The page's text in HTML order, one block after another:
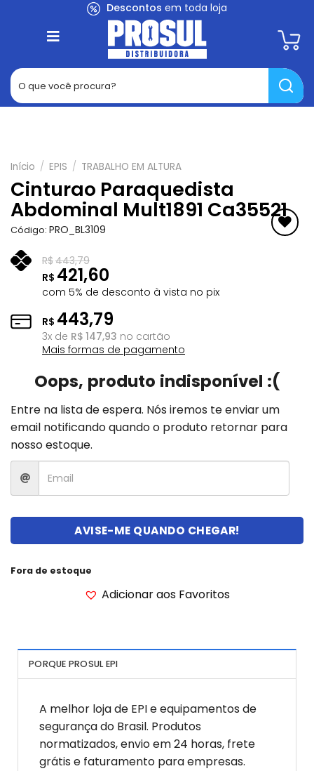
Descontos em toda loja
Início / EPIS / TRABALHO EM ALTURA
Cinturao Paraquedista
Abdominal Mult1891 Ca35521
Código: PRO_BL3109
R$443,79
R$ 421,60
com 5% de desconto à vista no pix
R$ 443,79
3x de R$ 147,93 no cartão
Mais formas de pagamento
Oops, produto indisponível :(
Entre na lista de espera. Nós iremos te enviar um
email notificando quando o produto retornar para
nosso estoque.
AVISE-ME QUANDO CHEGAR!
Fora de estoque
Adicionar aos Favoritos
PORQUE PROSUL EPI
A melhor loja de EPI e equipamentos de
segurança do Brasil. Produtos
normatizados, envio em 24 horas, frete
grátis e faturamento para empresas.